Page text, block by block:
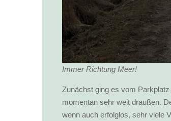
Immer Richtung Meer!
Zunächst ging es vom
momentan sehr weit draußen.
wenn auch erfolglos, sehr viele